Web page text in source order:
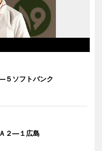
５ソフトバンク
２―１広島